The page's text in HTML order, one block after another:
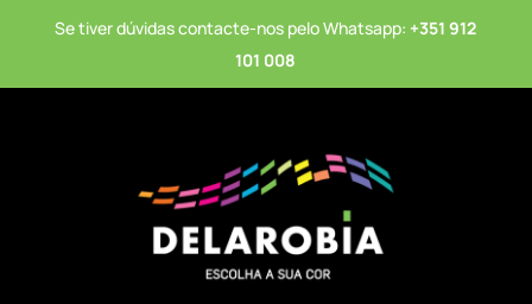
Se tiver dúvidas contacte-nos pelo Whatsapp: +351 912
101 008